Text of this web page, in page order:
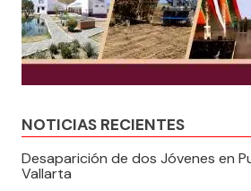
NOTICIAS RECIENTES
Desaparición de dos Jóvenes en
Vallarta